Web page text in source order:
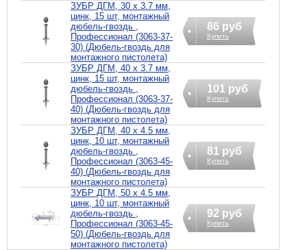
ЗУБР ДГМ, 30 x 3.7 мм,
цинк, 15 шт, монтажный
дюбель-гвоздь ,
Профессионал (3063-37-
30) (Дюбель-гвоздь для
монтажного пистолета)
86 руб
Купить
ЗУБР ДГМ, 40 x 3.7 мм,
цинк, 15 шт, монтажный
дюбель-гвоздь ,
Профессионал (3063-37-
40) (Дюбель-гвоздь для
монтажного пистолета)
101 руб
Купить
ЗУБР ДГМ, 40 x 4.5 мм,
цинк, 10 шт, монтажный
дюбель-гвоздь ,
Профессионал (3063-45-
40) (Дюбель-гвоздь для
монтажного пистолета)
81 руб
Купить
ЗУБР ДГМ, 50 x 4.5 мм,
цинк, 10 шт, монтажный
дюбель-гвоздь ,
Профессионал (3063-45-
50) (Дюбель-гвоздь для
монтажного пистолета)
92 руб
Купить